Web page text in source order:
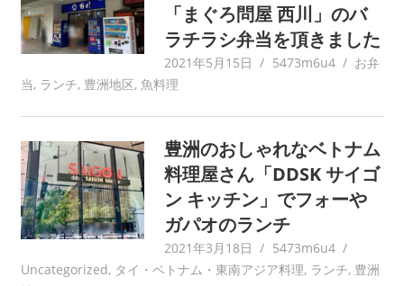
「まぐろ問屋 西川」のバ
ラチラシ弁当を頂きました
2021年5月15日 5473m6u4
お弁
当, ランチ, 豊洲地区, 魚料理
豊洲のおしゃれなベトナム
料理屋さん「DDSK サイゴ
ン キッチン」でフォーや
ガパオのランチ
2021年3月18日
5473m6u4
Uncategorized, タイ・ベトナム・東南アジア料理, ランチ, 豊洲